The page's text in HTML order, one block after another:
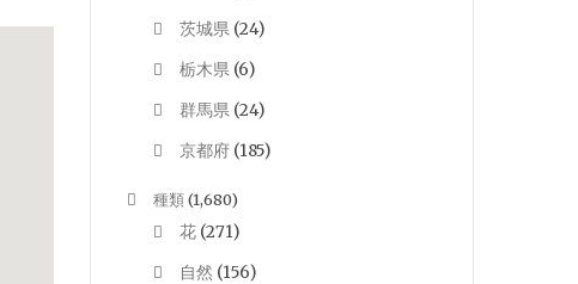
茨城県 (24)
栃木県 (6)
群馬県 (24)
京都府 (185)
種類(1,680)
花 (271)
自然 (156)